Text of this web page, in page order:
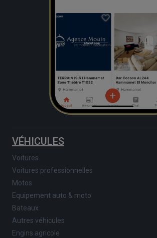
VÉHICULES
Voitures
Voitures professionnelles
Motos
Equipement auto & moto
Bateaux
Autres véhicules
Engins agricole